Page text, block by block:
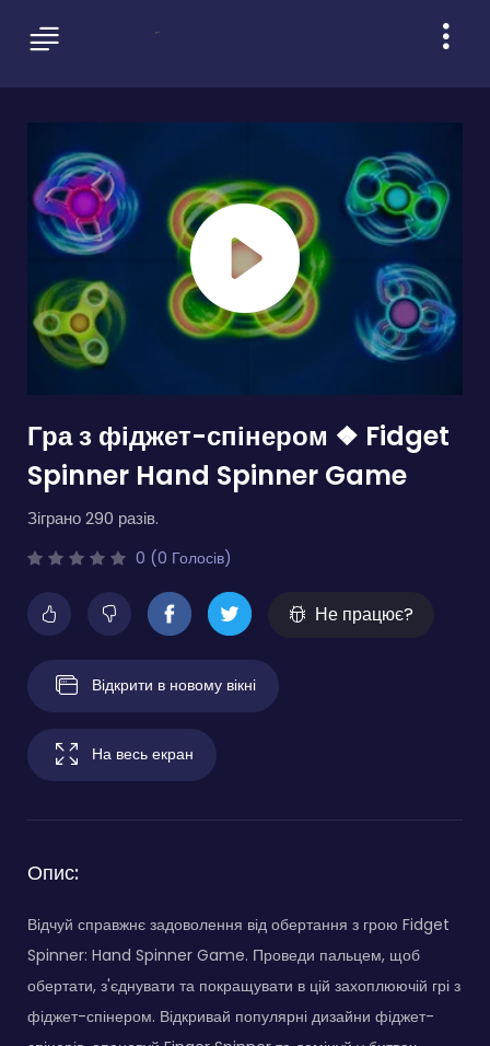
Гра з фіджет-спінером ❖ Fidget
Spinner Hand Spinner Game
Зіграно 290 разів.
0 (0 Голосів)
Не працює?
Відкрити в новому вікні
На весь екран
Опис:
Відчуй справжнє задоволення від обертання з грою Fidget
Spinner: Hand Spinner Game. Проведи пальцем, щоб
обертати, з'єднувати та покращувати в цій захоплюючій грі з
фіджет-спінером. Відкривай популярні дизайни фіджет-